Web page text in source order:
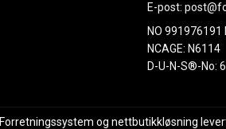
E-post:
NO 991976191
NCAGE: N6114
D-U-N-S®-No:
Forretningssystem ognettbutikkløsning